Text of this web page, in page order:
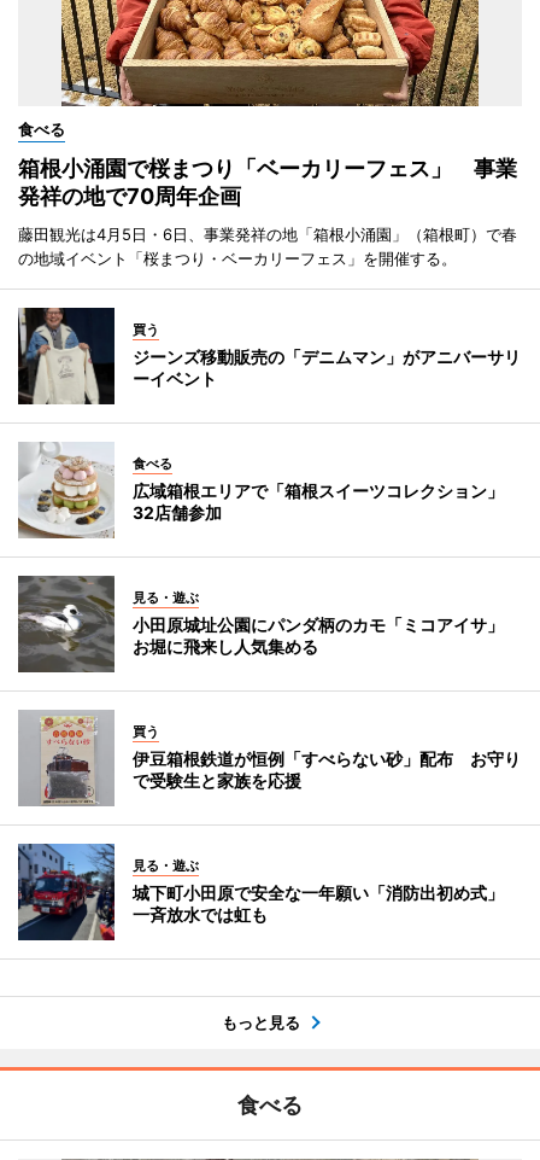
食べる
箱根小涌園で桜まつり「ベーカリーフェス」 事業
発祥の地で70周年企画
藤田観光は4月5日・6日、事業発祥の地「箱根小涌園」（箱根町）で春
の地域イベント「桜まつり・ベーカリーフェス」を開催する。
買う
ジーンズ移動販売の「デニムマン」がアニバーサリ
ーイベント
食べる
広域箱根エリアで「箱根スイーツコレクション」
32店舗参加
見る・遊ぶ
小田原城址公園にパンダ柄のカモ「ミコアイサ」
お堀に飛来し人気集める
買う
伊豆箱根鉄道が恒例「すべらない砂」配布 お守り
で受験生と家族を応援
見る・遊ぶ
城下町小田原で安全な一年願い「消防出初め式」
一斉放水では虹も
もっと見る
食べる